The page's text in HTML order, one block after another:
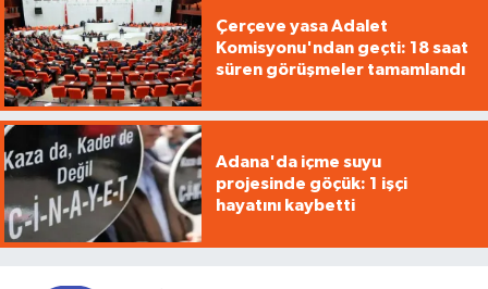
Çerçeve yasa Adalet
Komisyonu'ndan geçti: 18 saat
süren görüşmeler tamamlandı
Adana'da içme suyu
projesinde göçük: 1 işçi
hayatını kaybetti